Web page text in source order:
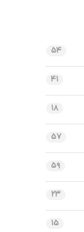
۵۴
۴۱
۱۸
۵۷
۵۹
۲۳
۱۵